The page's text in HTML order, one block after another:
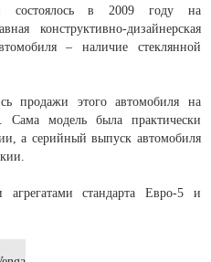
состоялось в 2009 году на
конструктивно-дизайнерская
– наличие стеклянной
продажи этого автомобиля на
Сама модель была практически
а серийный выпуск автомобиля
стандарта Евро-5 и